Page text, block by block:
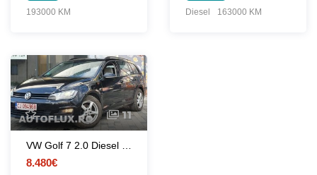
193000 KM
Diesel
163000 KM
11
8.480€